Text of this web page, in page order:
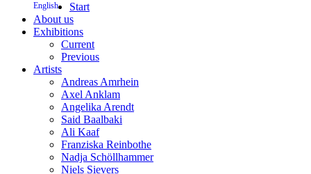
English
Start
About us
Exhibitions
Current
Previous
Artists
Andreas Amrhein
Axel Anklam
Angelika Arendt
Said Baalbaki
Ali Kaaf
Franziska Reinbothe
Nadja Schöllhammer
Niels Sievers